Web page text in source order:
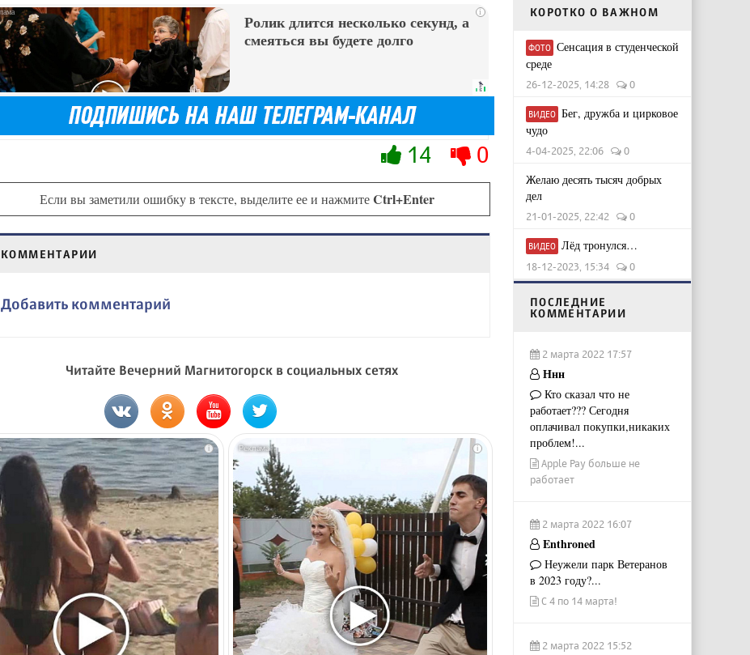
i
Ролик длится несколько секунд, а
смеяться вы будете долго
14 0
Если вы заметили ошибку в тексте, выделите ее и нажмитеCtrl+Enter
КОММЕНТАРИИ
Добавить комментарий
Читайте Вечерний Магнитогорск в социальных сетях
i i
КОРОТКО О ВАЖНОМ
ФОТО Сенсация в студенческой
среде
26-12-2025, 14:28 0
ВИДЕО Бег, дружба и цирковое
чудо
4-04-2025, 22:06 0
Желаю десять тысяч добрых
дел
21-01-2025, 22:42 0
ВИДЕО Лёд тронулся…
18-12-2023, 15:34 0
ПОСЛЕДНИЕ
КОММЕНТАРИИ
2 марта 2022 17:57
Ннн
Кто сказал что не
работает??? Сегодня
оплачивал покупки,никаких
проблем!...
Apple Pay больше не
работает
2 марта 2022 16:07
Enthroned
Неужели парк Ветеранов
в 2023 году?...
С 4 по 14 марта!
2 марта 2022 15:52